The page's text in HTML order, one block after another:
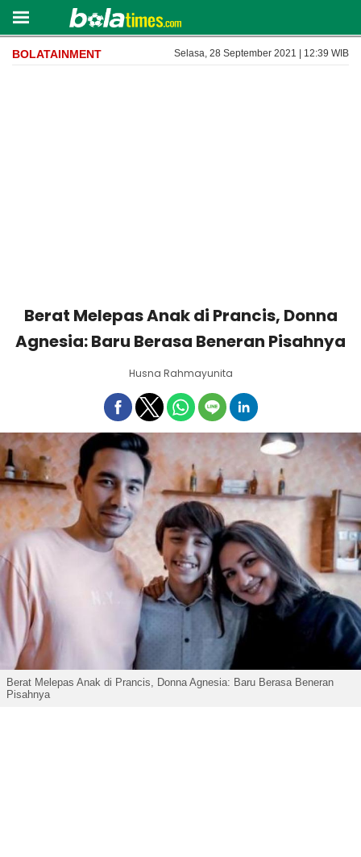
BOLATAINMENT Selasa, 28 September 2021 | 12:39 WIB
Berat Melepas Anak di Prancis, Donna
Agnesia: Baru Berasa Beneran Pisahnya
Husna Rahmayunita
Berat Melepas Anak di Prancis, Donna Agnesia: Baru Berasa Beneran
Pisahnya